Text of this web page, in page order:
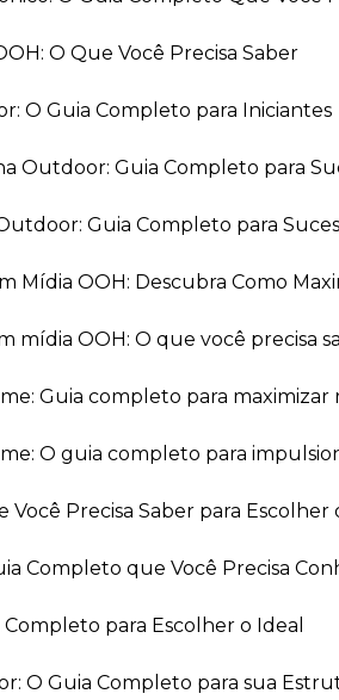
O Que Você Precisa Saber
O Guia Completo para Iniciantes
Outdoor: Guia Completo para
Guia Completo para
Mídia OOH: Descubra Como
mídia OOH: O que você precisa
Guia completo para maximizar
O guia completo para
Você Precisa Saber para
Completo que Você Precisa
Completo para Escolher o Ideal
O Guia Completo para sua